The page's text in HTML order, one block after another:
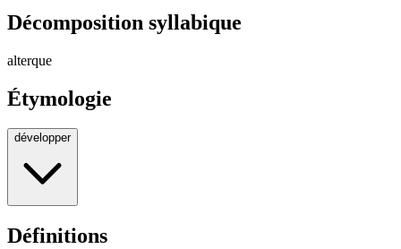
Décomposition syllabique
alterque
Étymologie
développer
Définitions